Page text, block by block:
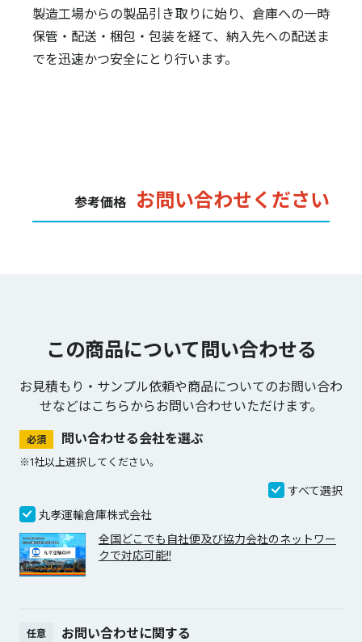
製造工場からの製品引き取りに始り、倉庫への一時
保管・配送・梱包・包装を経て、納入先への配送ま
でを迅速かつ安全にとり行います。
参考価格 お問い合わせください
この商品について問い合わせる
お見積もり・サンプル依頼や商品についてのお問い合わ
せなどは こちらからお問い合わせいただけます。
必須 問い合わせる会社を選ぶ
※1社以上選択してください。
すべて選択
丸孝運輸倉庫株式会社
全国どこでも自社便及び協力会社のネットワー
クで対応可能!!
任意
お問い合わせに関する